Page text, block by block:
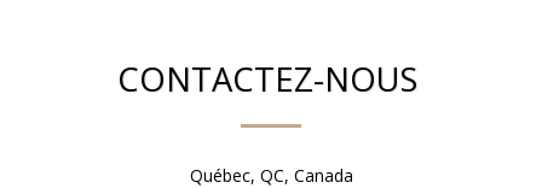
CONTACTEZ-NOUS
Québec, QC, Canada